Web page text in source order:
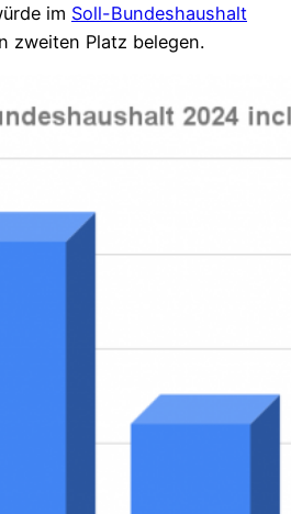
im Soll-Bundeshaushalt
zweiten Platz belegen.